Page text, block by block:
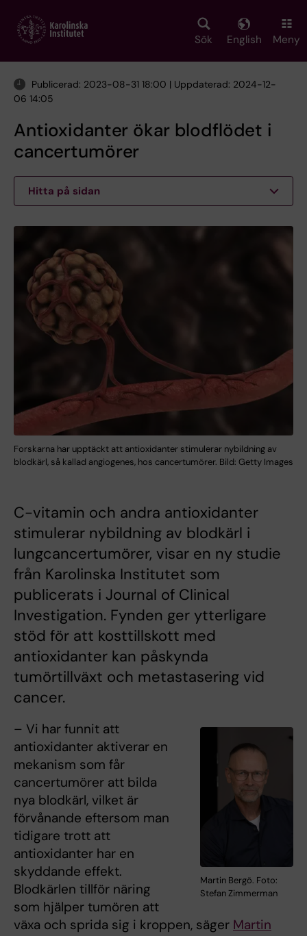
main
Sök English Meny
Publicerad: 2023-08-31 18:00 | Uppdaterad: 2024-12-
06 14:05
Antioxidanter ökar blodflödet i
cancertumörer
Hitta på sidan
Forskarna har upptäckt att antioxidanter stimulerar nybildning av
blodkärl, så kallad angiogenes, hos cancertumörer. Bild: Getty Images
C-vitamin och andra antioxidanter
stimulerar nybildning av blodkärl i
lungcancertumörer, visar en ny studie
från Karolinska Institutet som
publicerats i Journal of Clinical
Investigation. Fynden ger ytterligare
stöd för att kosttillskott med
antioxidanter kan påskynda
tumörtillväxt och metastasering vid
cancer.
Martin Bergö. Foto:
Stefan Zimmerman
– Vi har funnit att
antioxidanter aktiverar en
mekanism som får
cancertumörer att bilda
nya blodkärl, vilket är
förvånande eftersom man
tidigare trott att
antioxidanter har en
skyddande effekt.
Blodkärlen tillför näring
som hjälper tumören att
växa och sprida sig i kroppen, säger Martin